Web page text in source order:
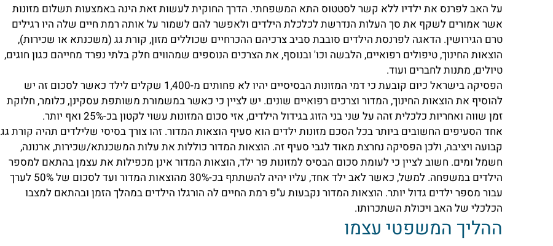
על האב לפרנס את ילדיו ללא קשר לסטטוס התא המשפחתי. הדרך החוקית לעשות זאת הינה באמצעות תשלום מזונות
אשר אמורים לשקף את סך העלות הנדרשת לכלכלת הילדים ולאפשר להם לשמור על אותה רמת חיים שלה היו רגילים
טרם הגירושין. הדאגה לפרנסת הילדים סובבת סביב צרכיהם ההכרחיים שכוללים מזון, קורת גג (משכנתא או שכירות),
הוצאות החינוך, טיפולים רפואיים, הלבשה וכו' ובנוסף, את הצרכים הנוספים שמהווים חלק בלתי נפרד מחייהם כגון חוגים,
טיולים, מתנות לחברים ועוד.
הפסיקה בישראל כיום קובעת כי דמי המזונות הבסיסיים יהיו לא פחותים מ-1,400 שקלים לילד כאשר לסכום זה יש
להוסיף את הוצאות החינוך, המדור וצרכים רפואיים שונים. יש לציין כי כאשר במשמורת משותפת עסקינן, כלומר, חלוקת
זמן שווה ואחריות כלכלית זהה על שני בני הזוג בגידול הילדים, אזי סכום המזונות עשוי לקטון בכ-25% ואף יותר.
אחד הסעיפים החשובים ביותר בכל הסכם מזונות ילדים הוא סעיף הוצאות המדור. זהו צורך בסיסי שלילדים תהיה קורת גג
קבועה ויציבה, ולכן הפסיקה נחרצת מאוד לגבי סעיף זה. הוצאות המדור כוללות את עלות המשכנתא/שכירות, ארנונה,
חשמל ומים. חשוב לציין כי לעומת סכום הבסיס למזונות פר ילד, הוצאות המדור אינן מכפילות את עצמן בהתאם למספר
הילדים במשפחה. למשל, כאשר לאב ילד אחד, עליו יהיה להשתתף בכ-30% מהוצאות המדור ועד לסכום של 50% לערך
עבור מספר ילדים גדול יותר. הוצאות המדור נקבעות ע"פ רמת החיים לה הורגלו הילדים במהלך הזמן ובהתאם למצבו
הכלכלי של האב ויכולת השתכרותו.
ההליך המשפטי עצמו